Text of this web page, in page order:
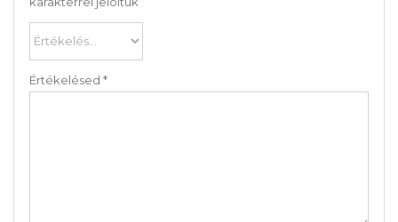
Értékelésed *